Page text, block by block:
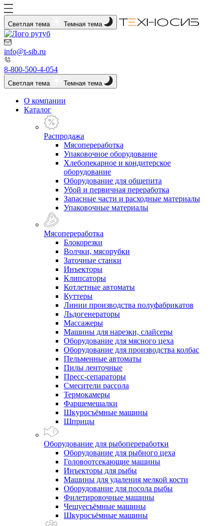
Светлая тема Темная тема
info@t-sib.ru
8-800-500-4-054
Светлая тема Темная тема
О компании
Каталог
Распродажа
Мясопереработка
Упаковочное оборудование
Хлебопекарное и кондитерское
оборудование
Оборудование для общепита
Убой и первичная переработка
Запасные части и расходные материалы
Упаковочные материалы
Мясопереработка
Блокорезки
Волчки, мясорубки
Заточные станки
Инъекторы
Клипсаторы
Котлетные автоматы
Куттеры
Линии производства полуфабрикатов
Льдогенераторы
Массажеры
Машины для нарезки, слайсеры
Оборудование для мясного цеха
Оборудование для производства колбас
Пельменные автоматы
Пилы ленточные
Пресс-сепараторы
Смесители рассола
Термокамеры
Фаршемешалки
Шкуросъёмные машины
Шприцы
Оборудование для рыбопереработки
Оборудование для рыбного цеха
Головоотсекающие машины
Инъекторы для рыбы
Машины для удаления мелкой кости
Оборудование для посола рыбы
Филетировочные машины
Чешуесъёмные машины
Шкуросъёмные машины